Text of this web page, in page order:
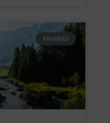
FAHRRAD